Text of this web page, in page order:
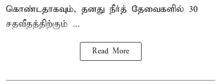
கொண்டதாகவும், தனது நீர்த் தேவைகளில் 30
சதவீதத்திற்கும் ...
Read More